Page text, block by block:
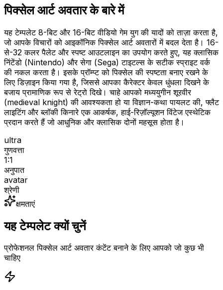
पिक्सेल आर्ट अवतार के बारे में
यह टेम्पलेट 8-बिट और 16-बिट वीडियो गेम युग की यादों को ताज़ा करता है,
जो आपके विचारों को आइकॉनिक पिक्सेल आर्ट अवतारों में बदल देता है। 16-
से-32 कलर पैलेट और स्पष्ट आउटलाइन का उपयोग करते हुए, यह क्लासिक
निंटेंडो (Nintendo) और सेगा (Sega) टाइटल्स के सटीक स्प्राइट वर्क
की नकल करता है। इसके प्रॉम्प्ट को पिक्सेल की स्पष्टता बनाए रखने के
लिए डिज़ाइन किया गया है, जिससे आपका कैरेक्टर केवल धुंधला दिखने के
बजाय प्रामाणिक रूप से रेट्रो दिखे। चाहे आपको मध्ययुगीन शूरवीर
(medieval knight) की आवश्यकता हो या विज्ञान-कथा पायलट की, फ्लैट
लाइटिंग और ब्लॉकी किनारे एक आकर्षक, हाई-रिज़ॉल्यूशन विंटेज एस्थेटिक
प्रदान करते हैं जो आधुनिक और क्लासिक दोनों महसूस होता है।
ultra
गुणवत्ता
1:1
अनुपात
avatar
श्रेणी
क्षमताएं
यह टेम्पलेट क्यों चुनें
प्रोफेशनल पिक्सेल आर्ट अवतार कंटेंट बनाने के लिए आपको जो कुछ भी
चाहिए